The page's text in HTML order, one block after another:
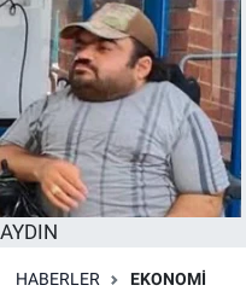
AYDIN
HABERLER EKONOMI